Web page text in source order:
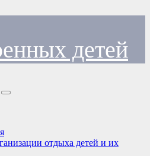
детей
отдыха детей и их